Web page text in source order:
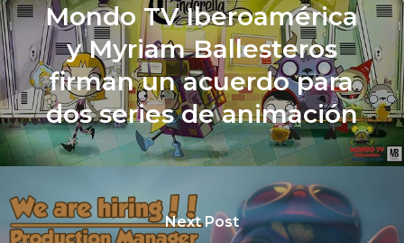
Mondo TV Iberoamérica
y Myriam Ballesteros
firman un acuerdo para
dos series de animación
Next Post